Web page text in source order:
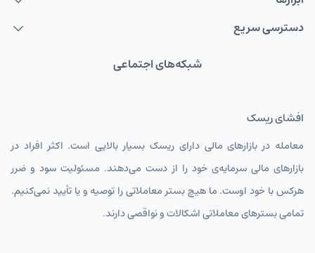
دسترسی سریع
شبکه‌های اجتماعی
افشای ریسک
معامله در بازارهای مالی دارای ریسک بسیار بالایی است. اکثر افراد در
بازارهای مالی سرمایه‌ی خود را از دست می‌دهند. مسئولیت سود و ضرر
هرکس با خود اوست. ما هیچ بستر معاملاتی را توصیه و یا تأیید نمی‌کنیم.
تمامی بسترهای معاملاتی اشکالات و نواقصی دارند.